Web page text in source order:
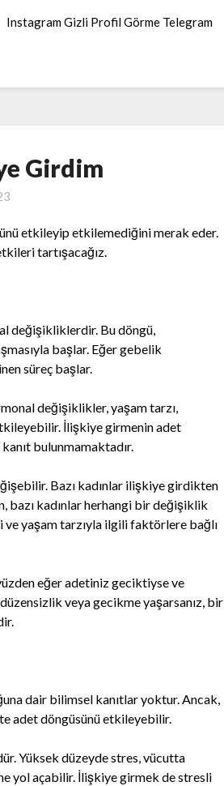
Instagram Gizli Profil Görme Telegram
Girdim
etkileyip etkilemediğini merak eder.
tartışacağız.
değişikliklerdir. Bu döngü,
başlar. Eğer gebelik
süreç başlar.
değişiklikler, yaşam tarzı,
İlişkiye girmenin adet
bulunmamaktadır.
Bazı kadınlar ilişkiye girdikten
bazı kadınlar herhangi bir değişiklik
ve yaşam tarzıyla ilgili faktörlere bağlı
eğer adetiniz geciktiyse ve
veya gecikme yaşarsanız, bir
dair bilimsel kanıtlar yoktur. Ancak,
adet döngüsünü etkileyebilir.
Yüksek düzeyde stres, vücutta
yol açabilir. İlişkiye girmek de stresli